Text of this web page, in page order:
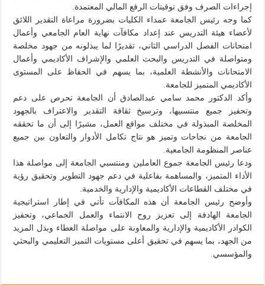
إجراءات الصرف وفق توقيتات الرفع المالي المعتمدة.
كما وجه رئيس الجامعة عمداء الكليات بضرورة مراعاة التقدير اللائق
لأعضاء هيئة التدريس عند إعداد مكافآت نهاية العام الجامعي وأعمال
امتحانات الفصل الدراسي الثاني، تقديرًا لما يبذلونه من جهود مخلصة
ومتواصلة في التدريس والبحث العلمي والإشراف الأكاديمي وأعمال
الامتحانات والأنشطة العلمية، بما يسهم في الحفاظ على المستوى
الأكاديمي المتميز للجامعة.
وأكد الدكتور محمد سامي عبدالصادق أن الجامعة تحرص على دعم
وتحفيز جميع منتسبيها، وترسيخ ثقافة التقدير والاعتراف بالجهود
المخلصة المبذولة في مختلف مواقع العمل، مشيرًا إلى أن ما تحققه
الجامعة من نجاحات وتميز هو نتاج تكامل الأدوار والتعاون بين جميع
عناصر المنظومة الجامعية.
ودعا رئيس الجامعة جموع العاملين ومنتسبي الجامعة إلى مواصلة هذا
الأداء المتميز، والمساهمة بفاعلية في دعم جهود التطوير وتحقيق رؤية
في مختلف القطاعات الأكاديمية والإدارية والخدمية.
وأوضح رئيس الجامعة أن هذه المكافآت تأتي في إطار استراتيجية
الجامعة الهادفة إلى تعزيز روح الانتماء والعمل الجماعي، وتحفيز
الكوادر الأكاديمية والإدارية والمعاونة على مواصلة العطاء وبذل المزيد
من الجهد، بما يسهم في تحقيق أعلى مستويات التميز التعليمي والبحثي
والمؤسسي.